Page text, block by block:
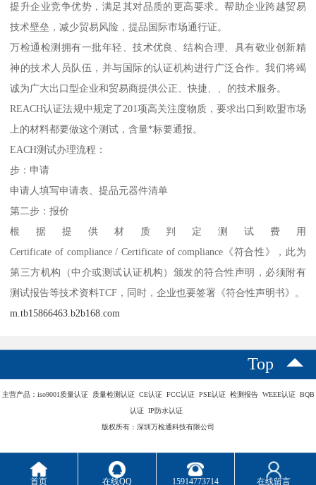
提升企业竞争优势，满足其对品质的更高要求。帮助企业跨越贸易
技术壁垒，减少贸易风险，提品国际市场通行证。
万检通检测拥有一批年轻、技术优良、结构合理、具有敬业创新精
神的技术人员队伍，并与国际的认证机构进行广泛合作。我们将竭
诚为广大出口型企业和贸易商提供公正、快捷、、的技术服务。
REACH认证法规中规定了201项高关注度物质，要求出口到欧盟市场
上的材料都要做这个测试，含量*标要通报。
EACH测试办理流程：
步：申请
申请人填写申请表、提品元器件清单
第二步：报价
根据提供材质判定测试费用
Certificate of compliance / Certificate of compliance《符合性》，此为
第三方机构（中介或测试认证机构）颁发的符合性声明，必须附有
测试报告等技术资料TCF，同时，企业也要签署《符合性声明书》。
m.tb15866463.b2b168.com
Top
主营产品：iso9001质量认证 质量检测认证 CE认证 FCC认证 PSE认证 检测报告 WEEE认证 BQB
认证 IP防水认证
版权所有：深圳万检通科技有限公司
首页 在线QQ 15914773714 在线留言